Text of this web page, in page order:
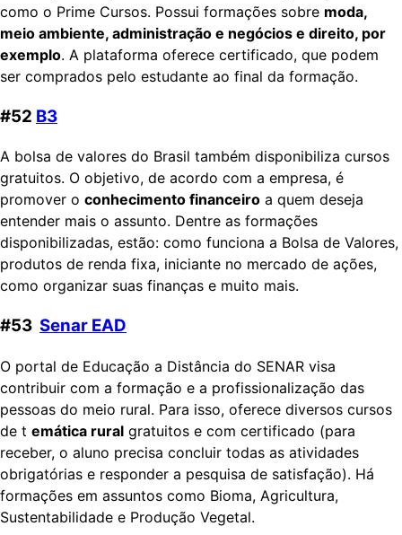
como o Prime Cursos. Possui formações sobre moda,
meio ambiente, administração e negócios e direito, por
exemplo. A plataforma oferece certificado, que podem
ser comprados pelo estudante ao final da formação.
#52 B3
A bolsa de valores do Brasil também disponibiliza cursos
gratuitos. O objetivo, de acordo com a empresa, é
promover o conhecimento financeiro a quem deseja
entender mais o assunto. Dentre as formações
disponibilizadas, estão: como funciona a Bolsa de Valores,
produtos de renda fixa, iniciante no mercado de ações,
como organizar suas finanças e muito mais.
#53 Senar EAD
O portal de Educação a Distância do SENAR visa
contribuir com a formação e a profissionalização das
pessoas do meio rural. Para isso, oferece diversos cursos
de t emática rural gratuitos e com certificado (para
receber, o aluno precisa concluir todas as atividades
obrigatórias e responder a pesquisa de satisfação). Há
formações em assuntos como Bioma, Agricultura,
Sustentabilidade e Produção Vegetal.